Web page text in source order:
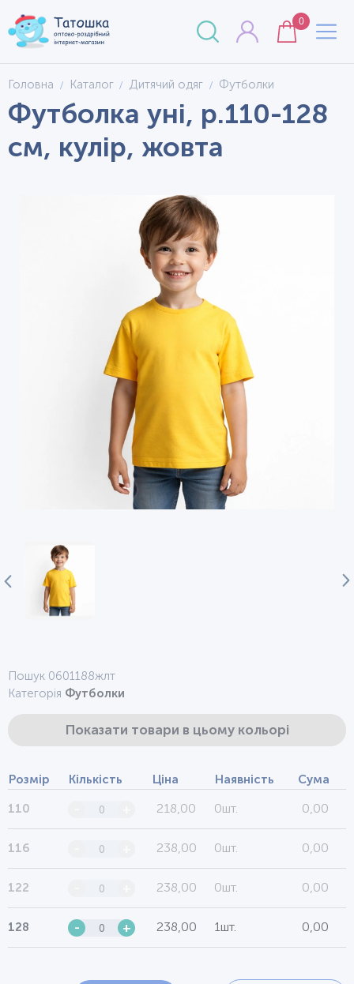
0
Головна Каталог Дитячий одяг Футболки
Футболка уні, р.110-128
см, кулір, жовта
Пошук 0601188жлт
Категорія Футболки
Показати товари в цьому кольорі
Розмір Кількість Ціна Наявність Сума
110 218,00 0шт. 0,00
116 238,00 0шт. 0,00
122 238,00 0шт. 0,00
128 - + 238,00 1шт. 0,00